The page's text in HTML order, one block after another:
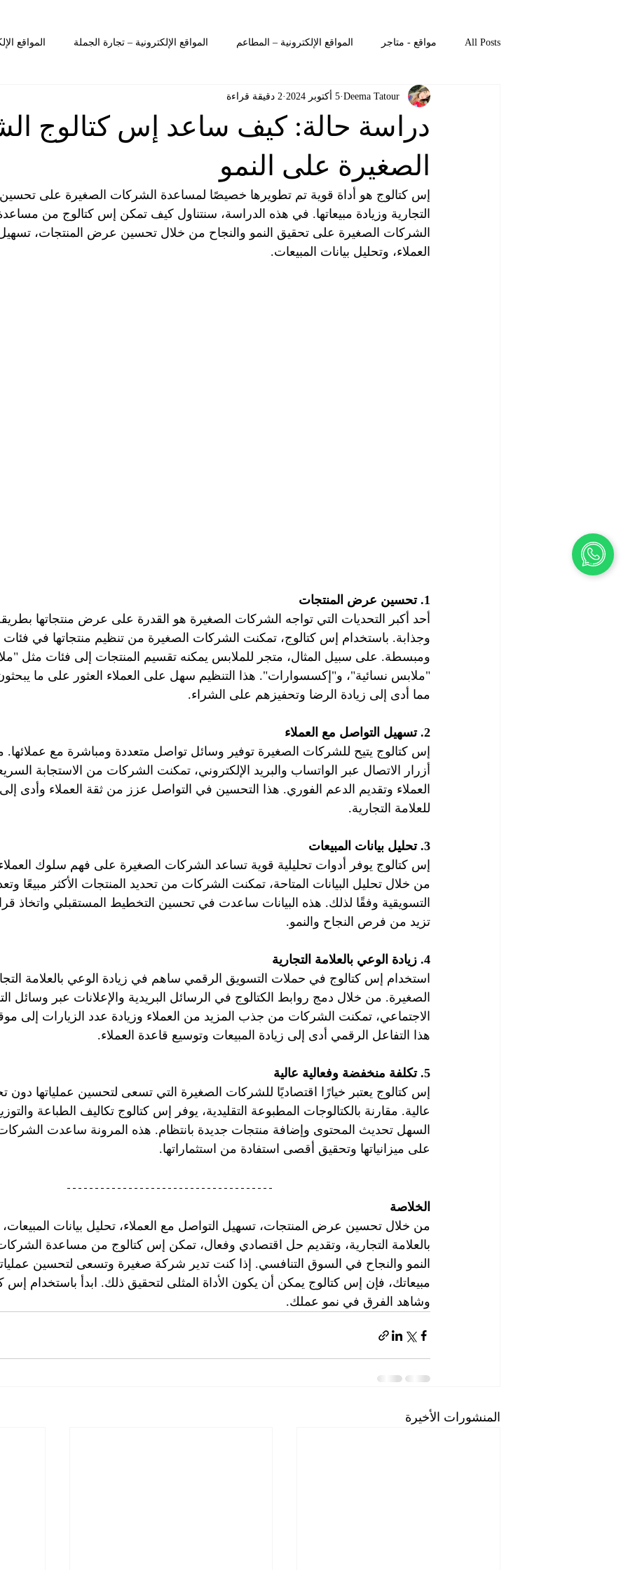
All Posts مواقع - متاجر المواقع الإلكترونية – المطاعم المواقع الإلكترونية – تجارة الجملة المواقع
المواقع الإلكترونية – الرئيسية التعليم – ألعاب الأطفال
التصميم – الفيديوهات الكتالوجات – المتاجر
الكتالوجات – المدونة المواقع الإلكترونية – المدونة التعليم - مدونة
دراسة حالة: كيف ساعد إس كتالوج
الصغيرة على النمو
Deema Tatour 5 أكتوبر 2024 2 دقيقة قراءة
إس كتالوج هو أداة قوية تم تطويرها خصيصًا لمساعدة الشركات الصغيرة على تحسين
التجارية وزيادة مبيعاتها. في هذه الدراسة، سنتناول كيف تمكن إس كتالوج من
الشركات الصغيرة على تحقيق النمو والنجاح من خلال تحسين عرض المنتجات،
العملاء، وتحليل بيانات المبيعات.
1. تحسين عرض المنتجات
أحد أكبر التحديات التي تواجه الشركات الصغيرة هو القدرة على عرض منتجاتها
وجذابة. باستخدام إس كتالوج، تمكنت الشركات الصغيرة من تنظيم منتجاتها في
ومبسطة. على سبيل المثال، متجر للملابس يمكنه تقسيم المنتجات إلى فئات مثل
"ملابس نسائية"، و"إكسسوارات". هذا التنظيم سهل على العملاء العثور على ما
مما أدى إلى زيادة الرضا وتحفيزهم على الشراء.
2. تسهيل التواصل مع العملاء
إس كتالوج يتيح للشركات الصغيرة توفير وسائل تواصل متعددة ومباشرة مع
أزرار الاتصال عبر الواتساب والبريد الإلكتروني، تمكنت الشركات من الاستجابة
العملاء وتقديم الدعم الفوري. هذا التحسين في التواصل عزز من ثقة العملاء وأدى إلى
للعلامة التجارية.
3. تحليل بيانات المبيعات
إس كتالوج يوفر أدوات تحليلية قوية تساعد الشركات الصغيرة على فهم سلوك
من خلال تحليل البيانات المتاحة، تمكنت الشركات من تحديد المنتجات الأكثر مبيعًا
التسويقية وفقًا لذلك. هذه البيانات ساعدت في تحسين التخطيط المستقبلي واتخاذ
تزيد من فرص النجاح والنمو.
4. زيادة الوعي بالعلامة التجارية
استخدام إس كتالوج في حملات التسويق الرقمي ساهم في زيادة الوعي بالعلامة
الصغيرة. من خلال دمج روابط الكتالوج في الرسائل البريدية والإعلانات عبر وسائل
الاجتماعي، تمكنت الشركات من جذب المزيد من العملاء وزيادة عدد الزيارات إلى
هذا التفاعل الرقمي أدى إلى زيادة المبيعات وتوسيع قاعدة العملاء.
5. تكلفة منخفضة وفعالية عالية
إس كتالوج يعتبر خيارًا اقتصاديًا للشركات الصغيرة التي تسعى لتحسين عملياتها دون
عالية. مقارنة بالكتالوجات المطبوعة التقليدية، يوفر إس كتالوج تكاليف الطباعة
السهل تحديث المحتوى وإضافة منتجات جديدة بانتظام. هذه المرونة ساعدت
على ميزانياتها وتحقيق أقصى استفادة من استثماراتها.
الخلاصة
من خلال تحسين عرض المنتجات، تسهيل التواصل مع العملاء، تحليل بيانات المبيعات،
بالعلامة التجارية، وتقديم حل اقتصادي وفعال، تمكن إس كتالوج من مساعدة
النمو والنجاح في السوق التنافسي. إذا كنت تدير شركة صغيرة وتسعى لتحسين
مبيعاتك، فإن إس كتالوج يمكن أن يكون الأداة المثلى لتحقيق ذلك. ابدأ باستخدام إس
وشاهد الفرق في نمو عملك.
المنشورات الأخيرة